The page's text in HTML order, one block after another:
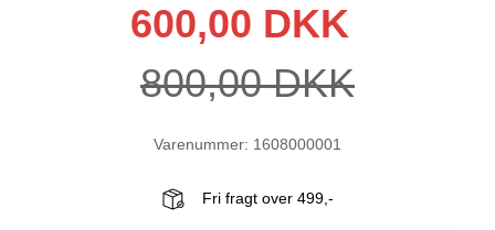
600,00 DKK
800,00 DKK
Varenummer: 1608000001
Fri fragt over 499,-